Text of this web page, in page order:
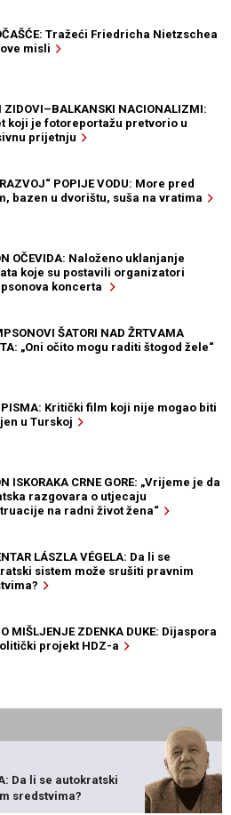
Tražeći Friedricha Nietzschea
misli
ZIDOVI–BALKANSKI NACIONALIZMI:
koji je fotoreportažu pretvorio u
prijetnju
POPIJE VODU: More pred
bazen u dvorištu, suša na vratima
OČEVIDA: Naloženo uklanjanje
koje su postavili organizatori
koncerta
ŠATORI NAD ŽRTVAMA
„Oni očito mogu raditi štogod žele“
PISMA: Kritički film koji nije mogao biti
u Turskoj
ISKORAKA CRNE GORE: „Vrijeme je da
razgovara o utjecaju
na radni život žena“
LÁSZLA VÉGELA: Da li se
sistem može srušiti pravnim
MIŠLJENJE ZDENKA DUKE: Dijaspora
projekt HDZ-a
Da li se autokratski
sredstvima?